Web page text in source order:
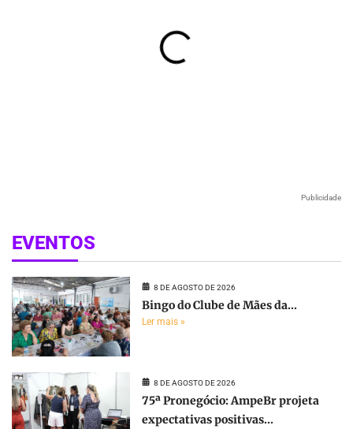
Publicidade
EVENTOS
8 DE AGOSTO DE 2026
Bingo do Clube de Mães da...
Ler mais »
8 DE AGOSTO DE 2026
75ª Pronegócio: AmpeBr projeta
expectativas positivas...